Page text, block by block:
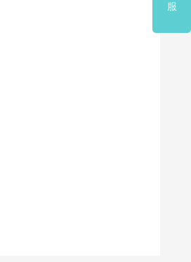
服